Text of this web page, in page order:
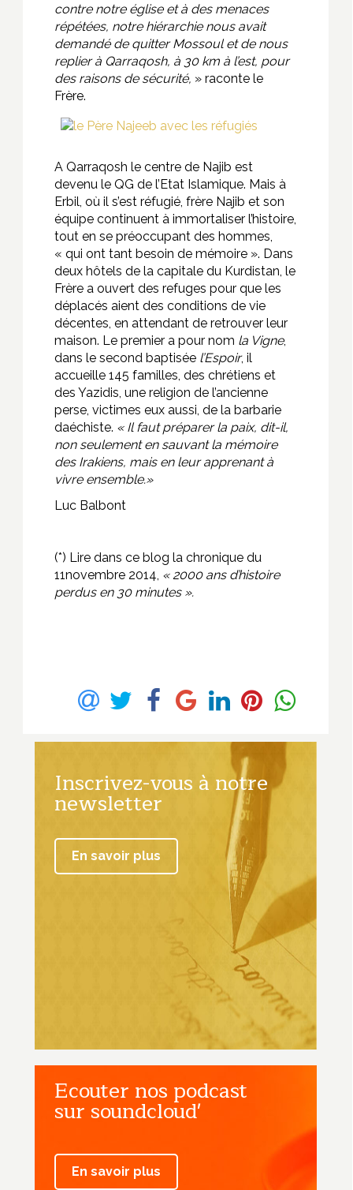
contre notre église et à des menaces
répétées, notre hiérarchie nous avait
demandé de quitter Mossoul et de nous
replier à Qarraqosh, à 30 km à l’est, pour
des raisons de sécurité, » raconte le
Frère.
A Qarraqosh le centre de Najib est
devenu le QG de l’Etat Islamique. Mais à
Erbil, où il s’est réfugié, frère Najib et son
équipe continuent à immortaliser l’histoire,
tout en se préoccupant des hommes,
« qui ont tant besoin de mémoire ». Dans
deux hôtels de la capitale du Kurdistan, le
Frère a ouvert des refuges pour que les
déplacés aient des conditions de vie
décentes, en attendant de retrouver leur
maison. Le premier a pour nom la Vigne,
dans le second baptisée l’Espoir, il
accueille 145 familles, des chrétiens et
des Yazidis, une religion de l’ancienne
perse, victimes eux aussi, de la barbarie
daéchiste. « Il faut préparer la paix, dit-il,
non seulement en sauvant la mémoire
des Irakiens, mais en leur apprenant à
vivre ensemble.»
Luc Balbont
(*) Lire dans ce blog la chronique du
11novembre 2014, « 2000 ans d’histoire
perdus en 30 minutes ».
Inscrivez-vous à notre
newsletter
En savoir plus
Ecouter nos podcast
sur soundcloud'
En savoir plus